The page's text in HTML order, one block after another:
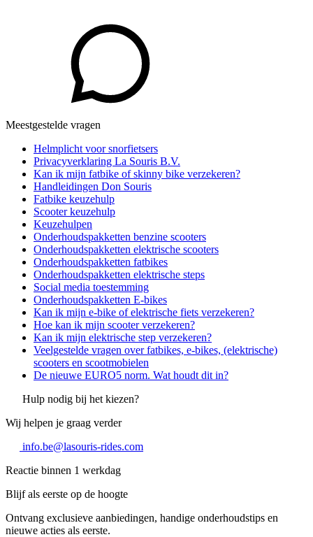
Meestgestelde vragen
Helmplicht voor snorfietsers
Privacyverklaring La Souris B.V.
Kan ik mijn fatbike of skinny bike verzekeren?
Handleidingen Don Souris
Fatbike keuzehulp
Scooter keuzehulp
Keuzehulpen
Onderhoudspakketten benzine scooters
Onderhoudspakketten elektrische scooters
Onderhoudspakketten fatbikes
Onderhoudspakketten elektrische steps
Social media toestemming
Onderhoudspakketten E-bikes
Kan ik mijn e-bike of elektrische fiets verzekeren?
Hoe kan ik mijn scooter verzekeren?
Kan ik mijn elektrische step verzekeren?
Veelgestelde vragen over fatbikes, e-bikes, (elektrische)
scooters en scootmobielen
De nieuwe EURO5 norm. Wat houdt dit in?
Hulp nodig bij het kiezen?
Wij helpen je graag verder
info.be@lasouris-rides.com
Reactie binnen 1 werkdag
Blijf als eerste op de hoogte
Ontvang exclusieve aanbiedingen, handige onderhoudstips en
nieuwe acties als eerste.